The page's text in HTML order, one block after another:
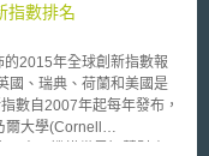
指數排名
2015年全球創新指數報
國、瑞典、荷蘭和美國是
爾大學(Cornell